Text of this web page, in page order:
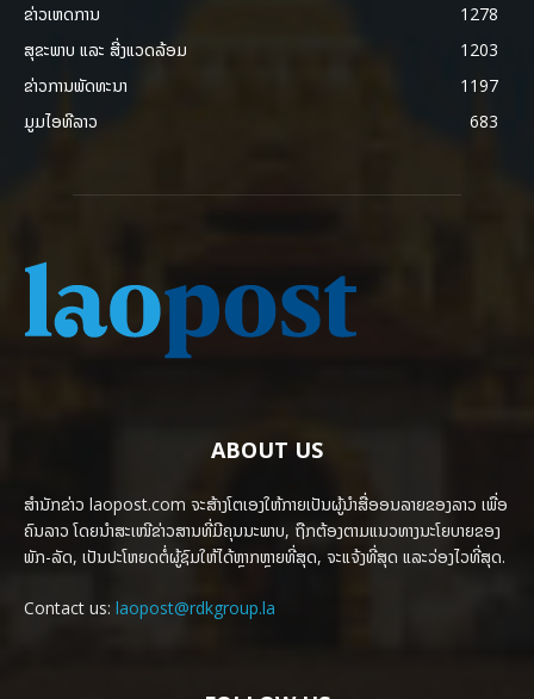
ຂ່າວເຫດການ
1278
ສຸຂະພາບ ແລະ ສີ່ງແວດລ້ອມ
1203
ຂ່າວການພັດທະນາ
1197
ມູມໄອທີລາວ
683
ABOUT US
ສຳນັກຂ່າວ laopost.com ຈະສ້າງໂຕເອງໃຫ້ກາຍເປັນຜູ້ນຳສື່ອອນລາຍຂອງລາວ ເພື່ອ
ຄົນລາວ ໂດຍນຳສະເໜີຂ່າວສານທີ່ມີຄຸນນະພາບ, ຖືກຕ້ອງຕາມແນວທາງນະໂຍບາຍຂອງ
ພັກ-ລັດ, ເປັນປະໂຫຍດຕໍ່ຜູ້ຊົມໃຫ້ໄດ້ຫຼາກຫຼາຍທີ່ສຸດ, ຈະແຈ້ງທີ່ສຸດ ແລະວ່ອງໄວທີ່ສຸດ.
Contact us: laopost@rdkgroup.la